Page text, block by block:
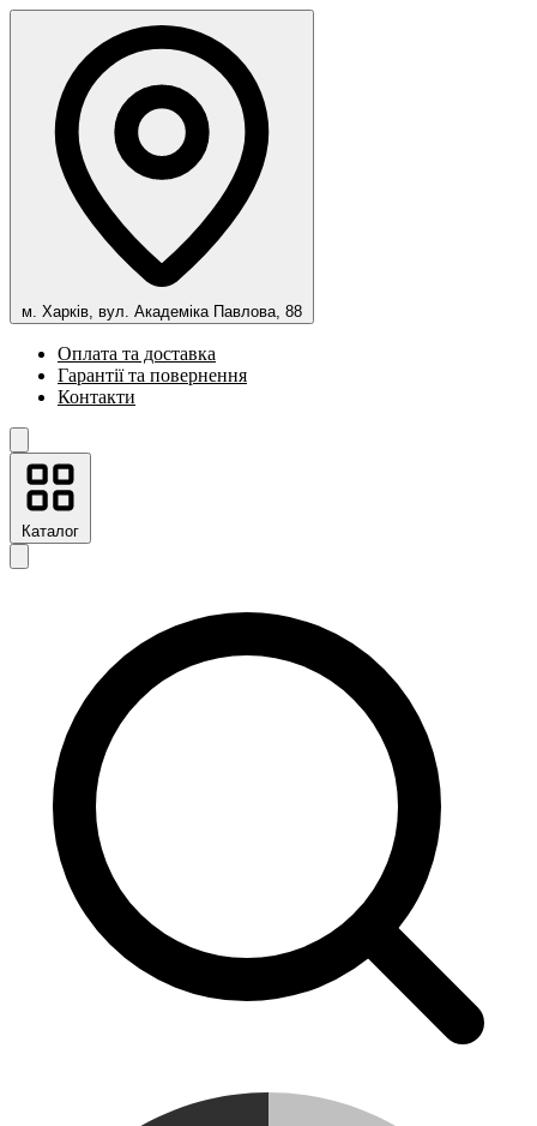
м. Харків, вул. Академіка Павлова, 88
Оплата та доставка
Гарантії та повернення
Контакти
Каталог